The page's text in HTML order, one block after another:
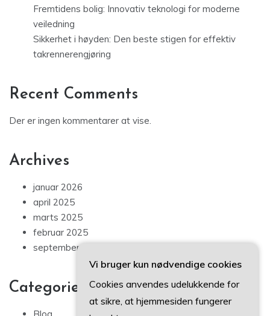
Fremtidens bolig: Innovativ teknologi for moderne
veiledning
Sikkerhet i høyden: Den beste stigen for effektiv
takrennerengjøring
Recent Comments
Der er ingen kommentarer at vise.
Archives
januar 2026
april 2025
marts 2025
februar 2025
september 2024
Categories
Blog
Vi bruger kun nødvendige cookies
Cookies anvendes udelukkende for
at sikre, at hjemmesiden fungerer